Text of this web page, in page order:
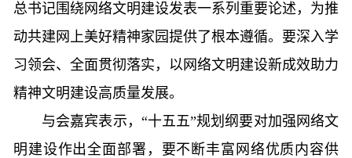
总书记围绕网络文明建设发表一系列重要论述，为推
动共建网上美好精神家园提供了根本遵循。要深入学
习领会、全面贯彻落实，以网络文明建设新成效助力
精神文明建设高质量发展。
与会嘉宾表示，“十五五”规划纲要对加强网络文
明建设作出全面部署，要不断丰富网络优质内容供